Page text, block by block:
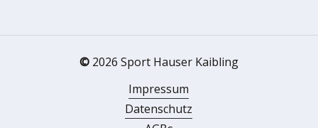
© 2026 Sport Hauser Kaibling
Impressum
Datenschutz